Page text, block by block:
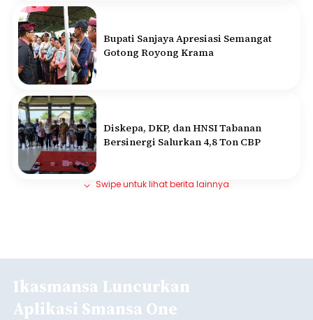
Bupati Sanjaya Apresiasi Semangat
Gotong Royong Krama
Diskepa, DKP, dan HNSI Tabanan
Bersinergi Salurkan 4,8 Ton CBP
Swipe untuk lihat berita lainnya
Ikasmansa Luncurkan
Aplikasi Smansa One